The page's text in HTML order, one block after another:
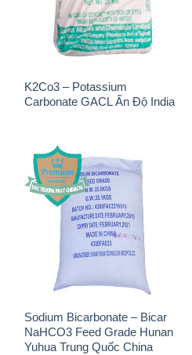
K2Co3 – Potassium
Carbonate GACL Ấn Độ India
Sodium Bicarbonate – Bicar
NaHCO3 Feed Grade Hunan
Yuhua Trung Quốc China